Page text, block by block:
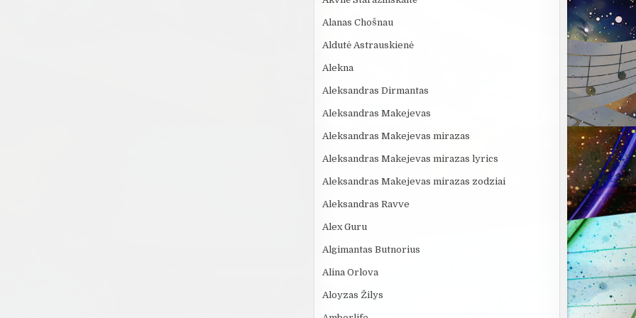
Alanas Chošnau
Aldutė Astrauskienė
Alekna
Aleksandras Dirmantas
Aleksandras Makejevas
Aleksandras Makejevas mirazas
Aleksandras Makejevas mirazas lyrics
Aleksandras Makejevas mirazas zodziai
Aleksandras Ravve
Alex Guru
Algimantas Butnorius
Alina Orlova
Aloyzas Žilys